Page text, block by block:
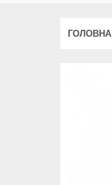
ГОЛОВНА